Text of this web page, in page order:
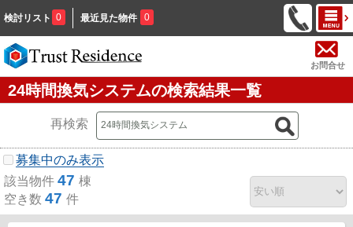
検討リスト 0 最近見た物件 0
お問合せ
24時間換気システムの検索結果一覧
再検索
募集中のみ表示
該当物件 47 棟
空き数 47 件